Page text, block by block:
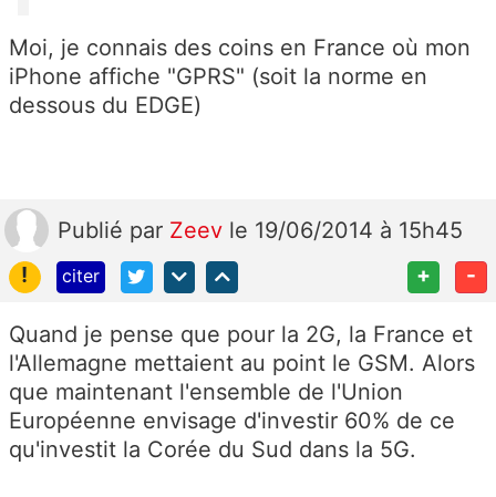
Moi, je connais des coins en France où mon
iPhone affiche "GPRS" (soit la norme en
dessous du EDGE)
Publié par Zeev le 19/06/2014 à 15h45
!
citer + -
Quand je pense que pour la 2G, la France et
l'Allemagne mettaient au point le GSM. Alors
que maintenant l'ensemble de l'Union
Européenne envisage d'investir 60% de ce
qu'investit la Corée du Sud dans la 5G.